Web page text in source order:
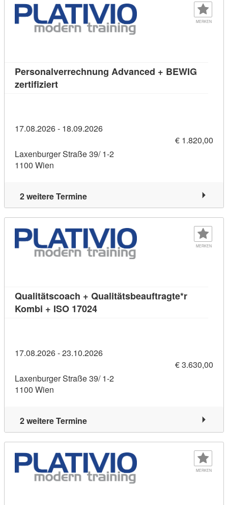
MERKEN
Personalverrechnung Advanced + BEWIG
zertifiziertKursdetail: Personalverrechnung
17.08.2026 - 18.09.2026
€ 1.820,00
Laxenburger Straße 39/ 1-2
1100 Wien
2 weitere Termine
MERKEN
Qualitätscoach + Qualitätsbeauftragte*r
Kombi + ISO 17024Kursdetail: Qualitätscoach +
17.08.2026 - 23.10.2026
€ 3.630,00
Laxenburger Straße 39/ 1-2
1100 Wien
2 weitere Termine
MERKEN